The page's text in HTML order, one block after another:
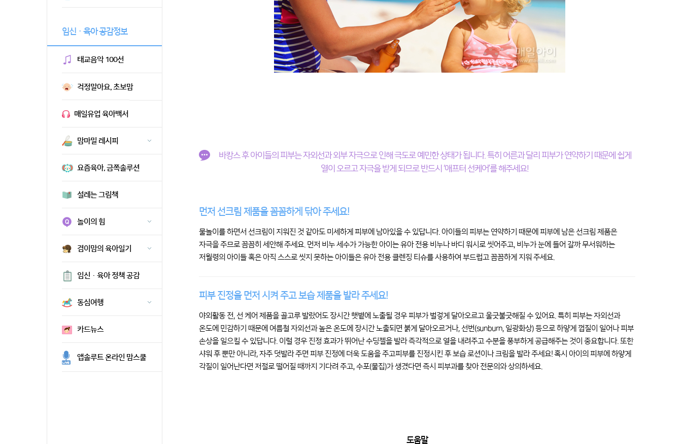
임신ㆍ육아 공감정보
태교음악 100선
걱정말아요, 초보맘
매일유업 육아백서
맘마밀 레시피
요즘육아, 금쪽솔루션
설레는 그림책
놀이의 힘
겸이맘의 육아일기
임신·육아 정책 공감
동심여행
카드뉴스
앱솔루트 온라인 맘스쿨
바캉스 후 아이들의 피부는 자외선과 외부 자극으로 인해 극도로 예민한 상태가 됩니다. 특히 어른과 달리 피부가 연약하기 때문에 쉽게
열이 오르고 자극을 받게 되므로 반드시 ‘애프터 선케어’를 해주세요!
먼저 선크림 제품을 꼼꼼하게 닦아 주세요!
물놀이를 하면서 선크림이 지워진 것 같아도 미세하게 피부에 남아있을 수 있답니다. 아이들의 피부는 연약하기 때문에 피부에 남은 선크림 제품은
자극을 주므로 꼼꼼히 세안해 주세요. 먼저 비누 세수가 가능한 아이는 유아 전용 비누나 바디 워시로 씻어주고, 비누가 눈에 들어 갈까 무서워하는
저월령의 아이들 혹은 아직 스스로 씻지 못하는 아이들은 유아 전용 클렌징 티슈를 사용하여 부드럽고 꼼꼼하게 지워 주세요.
피부 진정을 먼저 시켜 주고 보습 제품을 발라 주세요!
야외활동 전, 선 케어 제품을 골고루 발랐어도 장시간 햇볕에 노출될 경우 피부가 벌겋게 달아오르고 울긋불긋해질 수 있어요. 특히 피부는 자외선과
온도에 민감하기 때문에 여름철 자외선과 높은 온도에 장시간 노출되면 붉게 달아오르거나, 선번(sunburn, 일광화상) 등으로 하얗게 껍질이 일어나 피부
손상을 일으킬 수 있답니다. 이럴 경우 진정 효과가 뛰어난 수딩젤을 발라 즉각적으로 열을 내려주고 수분을 풍부하게 공급해주는 것이 중요합니다. 또한
샤워 후 뿐만 아니라, 자주 덧발라 주면 피부 진정에 더욱 도움을 주고피부를 진정시킨 후 보습 로션이나 크림을 발라 주세요! 혹시 아이의 피부에 하얗게
각질이 일어난다면 저절로 떨어질 때까지 기다려 주고, 수포(물집)가 생겼다면 즉시 피부과를 찾아 전문의와 상의하세요.
도움말